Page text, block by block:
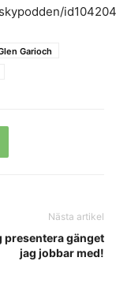
Garioch
Nästa artikel
presentera gänget
jag jobbar med!